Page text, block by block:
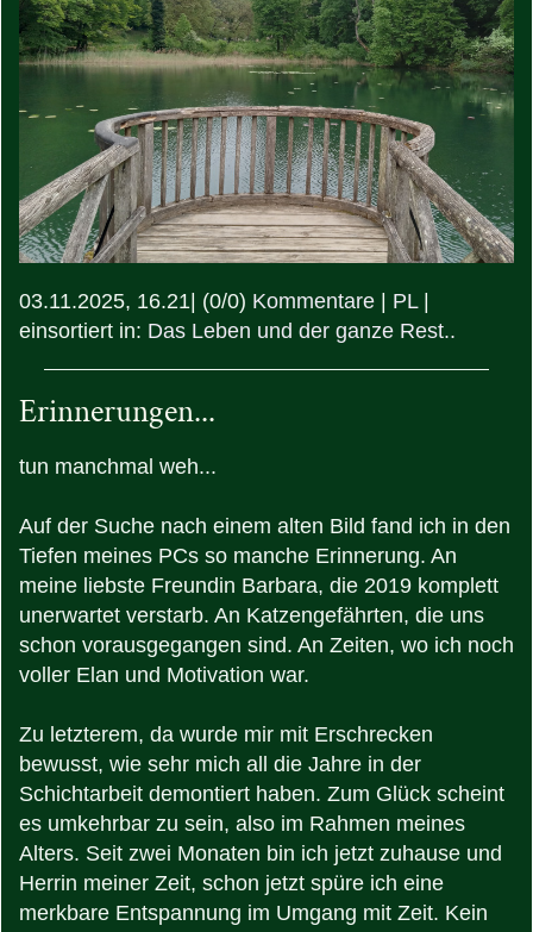
03.11.2025, 16.21 (0/0) Kommentare PL|
einsortiert in: Das Leben und der ganze Rest..
Erinnerungen...
tun manchmal weh...
Auf der Suche nach einem alten Bild fand ich in den
Tiefen meines PCs so manche Erinnerung. An
meine liebste Freundin Barbara, die 2019 komplett
unerwartet verstarb. An Katzengefährten, die uns
schon vorausgegangen sind. An Zeiten, wo ich noch
voller Elan und Motivation war.
Zu letzterem, da wurde mir mit Erschrecken
bewusst, wie sehr mich all die Jahre in der
Schichtarbeit demontiert haben. Zum Glück scheint
es umkehrbar zu sein, also im Rahmen meines
Alters. Seit zwei Monaten bin ich jetzt zuhause und
Herrin meiner Zeit, schon jetzt spüre ich eine
merkbare Entspannung im Umgang mit Zeit. Kein